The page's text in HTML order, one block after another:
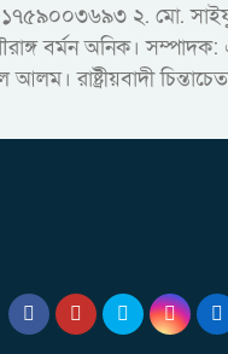
২. মো.
বর্মন অনিক। সম্পাদক: